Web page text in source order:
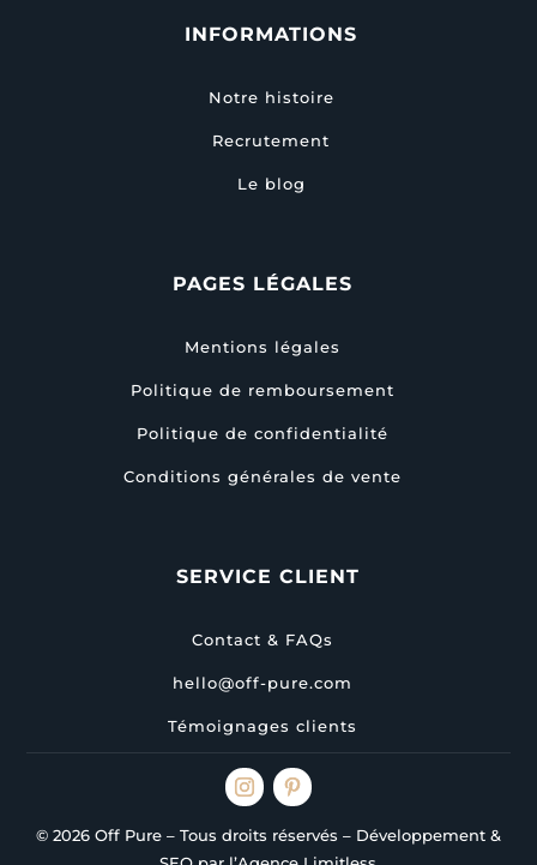
INFORMATIONS
Notre histoire
Recrutement
Le blog
PAGES LÉGALES
Mentions légales
Politique de remboursement
Politique de confidentialité
Conditions générales de vente
SERVICE CLIENT
Contact & FAQs
hello@off-pure.com
Témoignages clients
© 2026 Off Pure – Tous droits réservés – Développement &